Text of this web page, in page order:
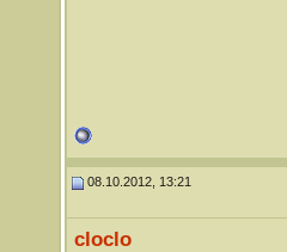
08.10.2012, 13:21
cloclo